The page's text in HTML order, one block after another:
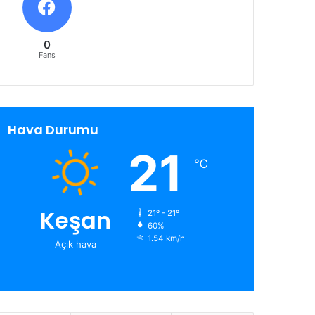
0
Fans
Hava Durumu
Keşan
Açık hava
21 ℃
21º - 21º
60%
1.54 km/h